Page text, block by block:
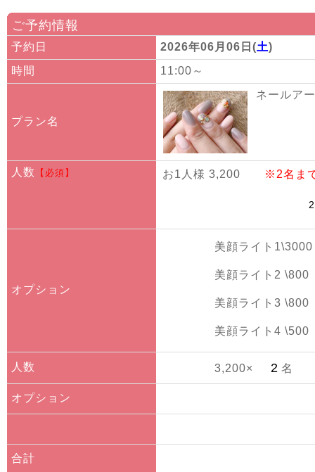
ご予約情報
予約日 2026年06月06日(土)
時間
11:00～
プラン名
ネールア
人数 【必須】 お1人様 3,200 ※2名ま
オプション
美顔ライト1\3000
美顔ライト2 \800
美顔ライト3 \800
美顔ライト4 \500
人数 3,200× 名
オプション
合計